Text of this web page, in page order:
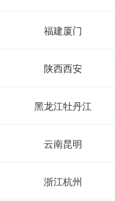
福建厦门
陕西西安
黑龙江牡丹江
云南昆明
浙江杭州